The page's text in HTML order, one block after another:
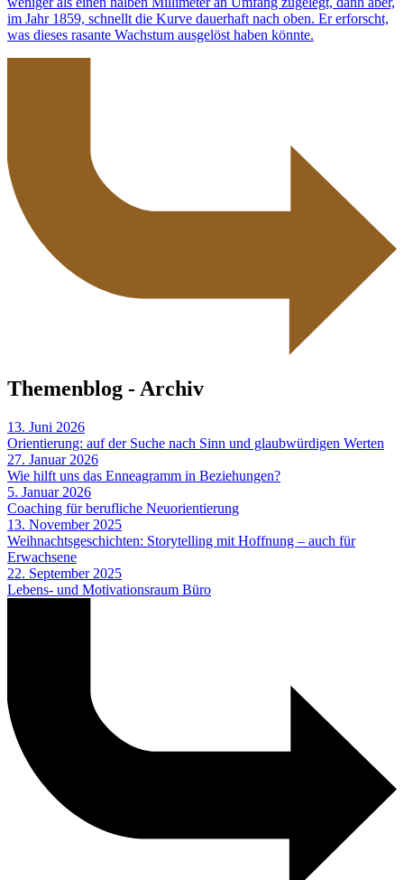
im Jahr 1859, schnellt die Kurve dauerhaft nach oben. Er erforscht,
was dieses rasante Wachstum ausgelöst haben könnte.
Themenblog - Archiv
13. Juni 2026
Orientierung: auf der Suche nach Sinn und glaubwürdigen Werten
27. Januar 2026
Wie hilft uns das Enneagramm in Beziehungen?
5. Januar 2026
Coaching für berufliche Neuorientierung
13. November 2025
Weihnachtsgeschichten: Storytelling mit Hoffnung – auch für
Erwachsene
22. September 2025
Lebens- und Motivationsraum Büro